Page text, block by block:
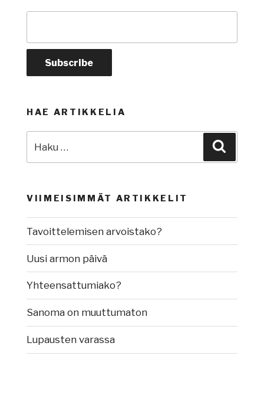
HAE ARTIKKELIA
VIIMEISIMMÄT ARTIKKELIT
Tavoittelemisen arvoistako?
Uusi armon päivä
Yhteensattumiako?
Sanoma on muuttumaton
Lupausten varassa